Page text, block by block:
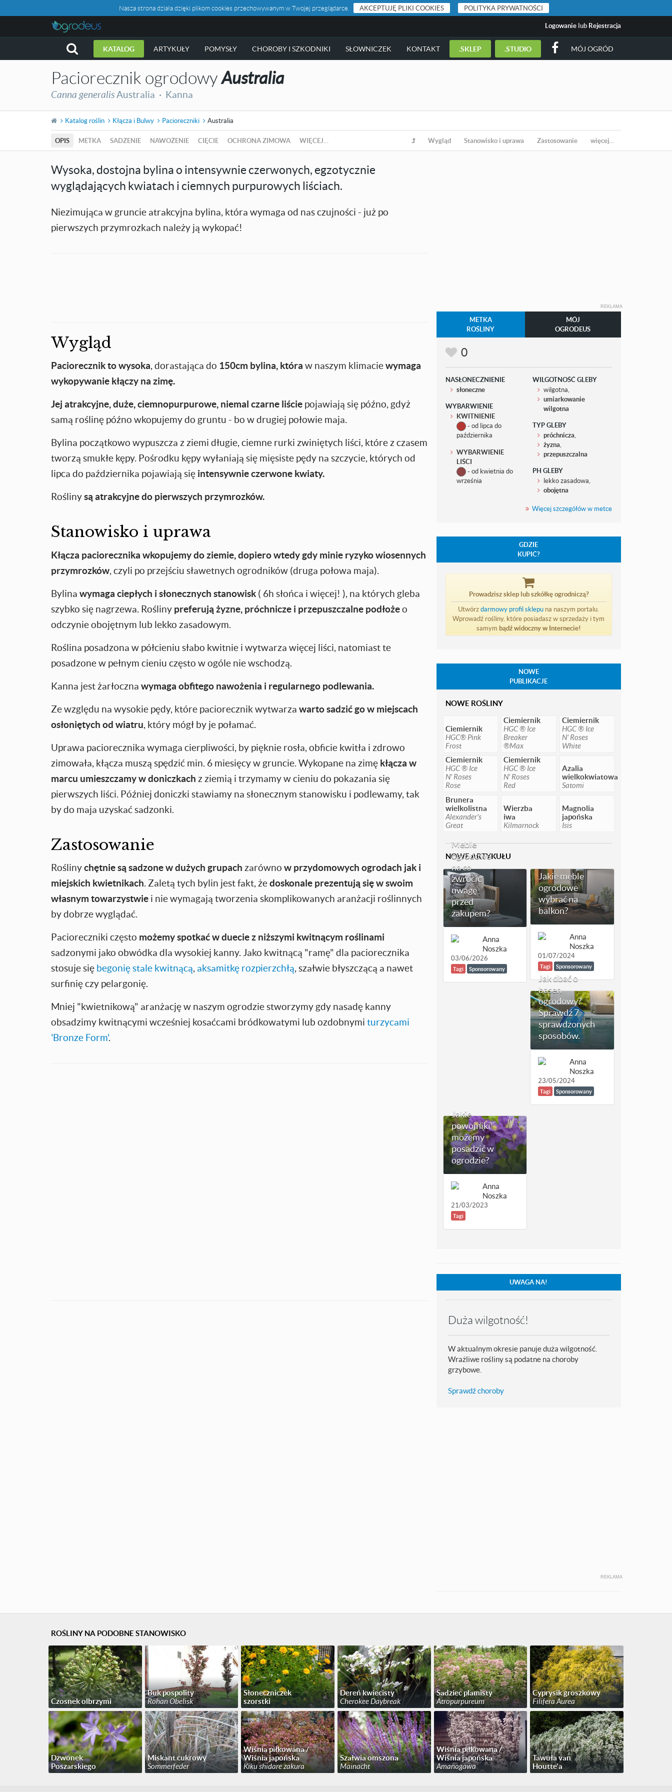
Nasza strona działa dzięki plikom cookies przechowywanym w Twojej przeglądarce. AKCEPTUJĘ PLIKI COOKIES POLITYKA PRYWATNOŚCI
Logowanie lub Rejestracja
KATALOG ARTYKUŁY POMYSŁY CHOROBY I SZKODNIKI SŁOWNICZEK KONTAKT .SKLEP .STUDIO MÓJ OGRÓD
Paciorecznik ogrodowyAustralia
Canna generalisAustralia · Kanna
Katalog roślin Kłącza i Bulwy Pacioreczniki Australia
OPIS METKA SADZENIE NAWOŻENIE CIĘCIE OCHRONA ZIMOWA WIĘCEJ… Wygląd Stanowisko i uprawa Zastosowanie więcej…
Wysoka, dostojna bylina o intensywnie czerwonych, egzotycznie
wyglądających kwiatach i ciemnych purpurowych liściach.
Niezimująca w gruncie atrakcyjna bylina, która wymaga od nas czujności - już po
pierwszych przymrozkach należy ją wykopać!
Wygląd
Paciorecznik to wysoka, dorastająca do 150cm bylina, która w naszym klimaciewymaga
wykopywanie kłączy na zimę.
Jej atrakcyjne, duże, ciemnopurpurowe, niemal czarne liście pojawiają się późno, gdyż
samą roślinę późno wkopujemy do gruntu - bo w drugiej połowie maja.
Bylina początkowo wypuszcza z ziemi długie, ciemne rurki zwiniętych liści, które z czasem
tworzą smukłe kępy. Pośrodku kępy wyłaniają się mięsiste pędy na szczycie, których od
lipca do października pojawiają się intensywnie czerwone kwiaty.
Roślinysą atrakcyjne do pierwszych przymrozków.
Stanowisko i uprawa
Kłącza paciorecznika wkopujemy do ziemie, dopiero wtedy gdy minie ryzyko wiosennych
przymrozków, czyli po przejściu sławetnych ogrodników (druga połowa maja).
Bylina wymaga ciepłych i słonecznych stanowisk ( 6h słońca i więcej! ), na których gleba
szybko się nagrzewa. Rośliny preferują żyzne, próchnicze i przepuszczalne podłożeo
odczynie obojętnym lub lekko zasadowym.
Roślina posadzona w półcieniu słabo kwitnie i wytwarza więcej liści, natomiast te
posadzone w pełnym cieniu często w ogóle nie wschodzą.
Kanna jest żarłoczna wymaga obfitego nawożenia i regularnego podlewania.
Ze względu na wysokie pędy, które paciorecznik wytwarza warto sadzić go w miejscach
osłoniętych od wiatru, który mógł by je połamać.
Uprawa paciorecznika wymaga cierpliwości, by pięknie rosła, obficie kwitła i zdrowo
zimowała, kłącza muszą spędzić min. 6 miesięcy w gruncie. Wykopane na zimę kłącza w
marcu umieszczamy w doniczkach z ziemią i trzymamy w cieniu do pokazania się
pierwszych liści. Później doniczki stawiamy na słonecznym stanowisku i podlewamy, tak
by do maja uzyskać sadzonki.
Zastosowanie
Roślinychętnie są sadzone w dużych grupach zarówno w przydomowych ogrodach jak i
miejskich kwietnikach. Zaletą tych bylin jest fakt, żedoskonale prezentują się w swoim
własnym towarzystwie i nie wymagają tworzenia skomplikowanych aranżacji roślinnych
by dobrze wyglądać.
Pacioreczniki często możemy spotkać w duecie z niższymi kwitnącym roślinami
sadzonymi jako obwódka dla wysokiej kanny. Jako kwitnącą "ramę" dla paciorecznika
stosuje się begonię stale kwitnącą, aksamitkę rozpierzchłą, szałwie błyszczącą a nawet
surfinię czy pelargonię.
Mniej "kwietnikową" aranżację w naszym ogrodzie stworzymy gdy nasadę kanny
obsadzimy kwitnącymi wcześniej kosaćcami bródkowatymi lub ozdobnymi turzycami
'Bronze Form'.
REKLAMA
METKA
ROŚLINY
MÓJ
OGRODEUS
0
NASŁONECZNIENIE
słoneczne
WYBARWIENIE
KWITNIENIE
- od lipca do
października
WYBARWIENIE
LIŚCI
- od kwietnia do
września
WILGOTNOŚĆ GLEBY
wilgotna,
umiarkowanie
wilgotna
TYP GLEBY
próchnicza
żyzna
przepuszczalna
PH GLEBY
lekko zasadowa,
obojętna
Więcej szczegółów w metce
GDZIE
KUPIĆ?
Prowadzisz sklep lub szkółkę ogrodniczą?
Utwórzdarmowy profil sklepu na naszym portalu.
Wprowadź rośliny, które posiadasz w sprzedaży i tym
samym bądź widoczny w Internecie!
NOWE
PUBLIKACJE
NOWE ROŚLINY
Ciemiernik
HGC® Pink
Frost
Ciemiernik
HGC ® Ice
Breaker
®Max
Ciemiernik
HGC ® Ice
N' Roses
White
Ciemiernik
HGC ® Ice
N' Roses
Rose
Ciemiernik
HGC ® Ice
N' Roses
Red
Azalia
wielkokwiatowa
Satomi
Brunera
wielkolistna
Alexander's
Great
Wierzba
iwa
Kilmarnock
Magnolia
japońska
Isis
NOWE ARTYKUŁU
Meble
ogrodowe -
na co
zwrócić
uwagę
przed
zakupem?
Anna
Noszka
03/06/2026
Tagi Sponsorowany
Jakie meble
ogrodowe
wybrać na
balkon?
Anna
Noszka
01/07/2024
Tagi Sponsorowany
Jak dbać o
basen
ogrodowy?
Sprawdź 7
sprawdzonych
sposobów.
Anna
Noszka
23/05/2024
Tagi Sponsorowany
Jakie
powojniki
możemy
posadzić w
ogrodzie?
Anna
Noszka
21/03/2023
Tagi
UWAGA NA!
Duża wilgotność!
W aktualnym okresie panuje duża wilgotność.
Wrażliwe rośliny są podatne na choroby
grzybowe.
Sprawdź choroby
REKLAMA
ROŚLINY NA PODOBNE STANOWISKO
Czosnek olbrzymi
Buk pospolity
Rohan Obelisk
Słoneczniczek
szorstki
Dereń kwiecisty
Cherokee Daybreak
Sadziec plamisty
Atropurpureum
Cyprysik groszkowy
Filifera Aurea
Dzwonek
Poszarskiego
Miskant cukrowy
Sommerfeder
Wiśnia piłkowana /
Wiśnia japońska
Kiku shidare zakura
Szałwia omszona
Mainacht
Wiśnia piłkowana /
Wiśnia japońska
Amanogawa
Tawuła van
Houtte'a